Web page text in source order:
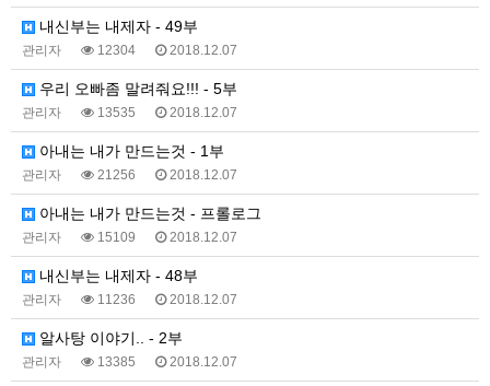
내신부는 내제자 - 49부
관리자 12304 2018.12.07
우리 오빠좀 말려줘요!!! - 5부
관리자 13535 2018.12.07
아내는 내가 만드는것 - 1부
관리자 21256 2018.12.07
아내는 내가 만드는것 - 프롤로그
관리자 15109 2018.12.07
내신부는 내제자 - 48부
관리자 11236 2018.12.07
알사탕 이야기.. - 2부
관리자 13385 2018.12.07